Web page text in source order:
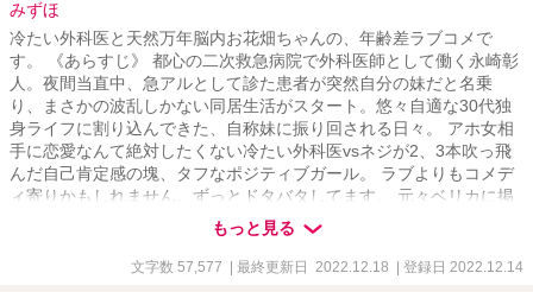
みずほ
冷たい外科医と天然万年脳内お花畑ちゃんの、年齢差ラブコメで
す。 《あらすじ》 都心の二次救急病院で外科医師として働く永崎彰
人。夜間当直中、急アルとして診た患者が突然自分の妹だと名乗
り、まさかの波乱しかない同居生活がスタート。悠々自適な30代独
身ライフに割り込んできた、自称妹に振り回される日々。 アホ女相
手に恋愛なんて絶対したくない冷たい外科医vsネジが2、3本吹っ飛
んだ自己肯定感の塊、タフなポジティブガール。 ラブよりもコメデ
ィ寄りかもしれません。ずっとドタバタしてます。 元々ベリカに掲
載していました。 昔書いた作品でツッコミどころ満載のお話です
が、サクッと読めるので何かの片手間にお読み頂ければ幸いです。
もっと見る
文字数 57,577 | 最終更新日 2022.12.18 | 登録日 2022.12.14